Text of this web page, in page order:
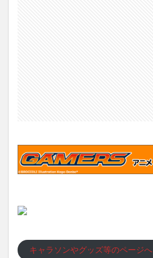
キャラソンやグッズ等のページへ